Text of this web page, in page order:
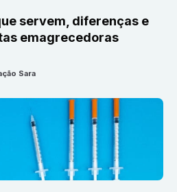
servem, diferenças e
emagrecedoras
Sara